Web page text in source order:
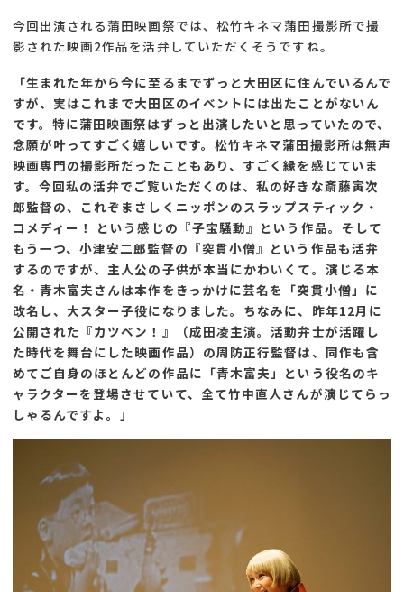
今回出演される蒲田映画祭では、松竹キネマ蒲田撮影所で撮
影された映画2作品を活弁していただくそうですね。
「生まれた年から今に至るまでずっと大田区に住んでいるんで
すが、実はこれまで大田区のイベントには出たことがないん
です。特に蒲田映画祭はずっと出演したいと思っていたので、
念願が叶ってすごく嬉しいです。松竹キネマ蒲田撮影所は無声
映画専門の撮影所だったこともあり、すごく縁を感じていま
す。今回私の活弁でご覧いただくのは、私の好きな斎藤寅次
郎監督の、これぞまさしくニッポンのスラップスティック・
コメディー！ という感じの『子宝騒動』という作品。そして
もう一つ、小津安二郎監督の『突貫小僧』という作品も活弁
するのですが、主人公の子供が本当にかわいくて。演じる本
名・青木富夫さんは本作をきっかけに芸名を「突貫小僧」に
改名し、大スター子役になりました。ちなみに、昨年12月に
公開された『カツベン！』（成田凌主演。活動弁士が活躍し
た時代を舞台にした映画作品）の周防正行監督は、同作も含
めてご自身のほとんどの作品に「青木富夫」という役名のキ
ャラクターを登場させていて、全て竹中直人さんが演じてらっ
しゃるんですよ。」